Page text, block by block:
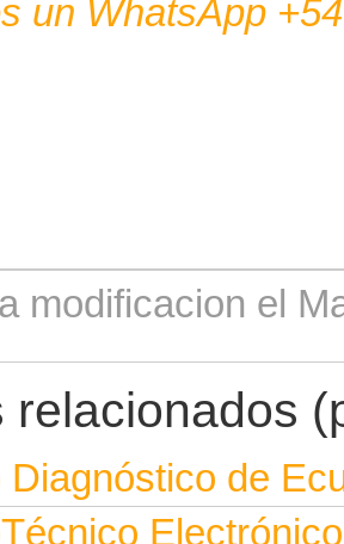
un WhatsApp
modificacion el
relacionados
Diagnóstico de